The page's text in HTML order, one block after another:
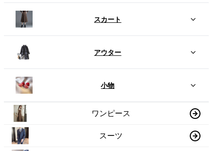
スカート
アウター
小物
ワンピース
スーツ